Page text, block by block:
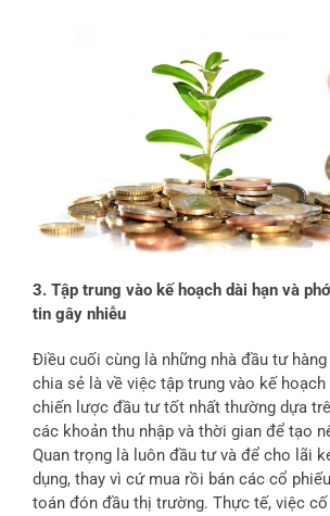
3. Tập trung vào kế hoạch dài hạn và
tin gây nhiễu
Điều cuối cùng là những nhà đầu tư
chia sẻ là về việc tập trung vào kế
chiến lược đầu tư tốt nhất thường dựa
các khoản thu nhập và thời gian để tạo
Quan trọng là luôn đầu tư và để cho lãi
dụng, thay vì cứ mua rồi bán các cổ
toán đón đầu thị trường. Thực tế, việc